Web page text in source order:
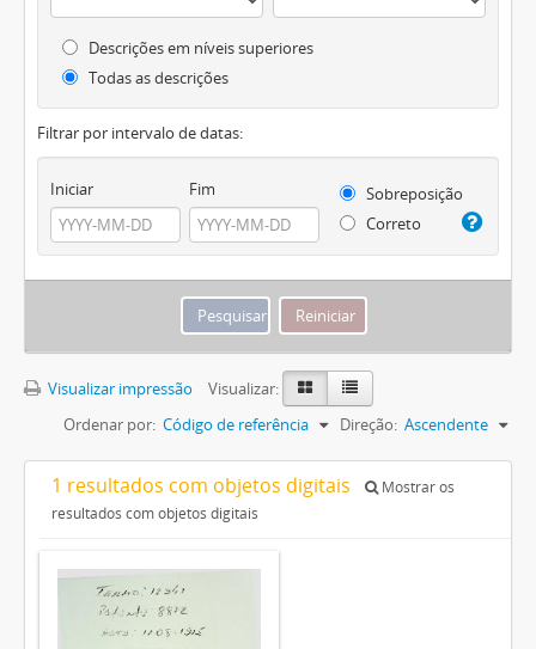
Descrições em níveis superiores
Todas as descrições
Filtrar por intervalo de datas:
Iniciar Fim
Sobreposição
Correto
Visualizar impressão
Visualizar:
Ordenar por: Código de referência Direção: Ascendente
1 resultados com objetos digitais
Mostrar os
resultados com objetos digitais